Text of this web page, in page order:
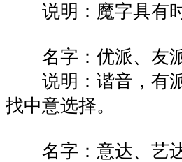
说明：魔字具有时
名字：优派、友
说明：谐音，有派
找中意选择。
名字：意达、艺